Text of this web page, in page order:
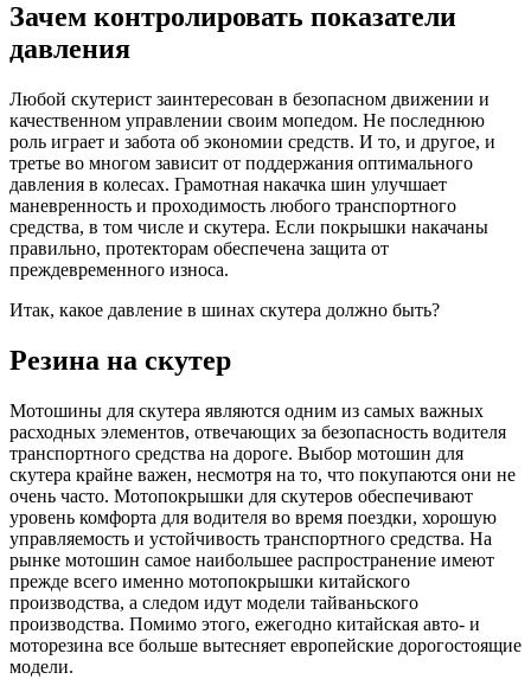
Зачем контролировать показатели
давления
Любой скутерист заинтересован в безопасном движении и
качественном управлении своим мопедом. Не последнюю
роль играет и забота об экономии средств. И то, и другое, и
третье во многом зависит от поддержания оптимального
давления в колесах. Грамотная накачка шин улучшает
маневренность и проходимость любого транспортного
средства, в том числе и скутера. Если покрышки накачаны
правильно, протекторам обеспечена защита от
преждевременного износа.
Итак, какое давление в шинах скутера должно быть?
Резина на скутер
Мотошины для скутера являются одним из самых важных
расходных элементов, отвечающих за безопасность водителя
транспортного средства на дороге. Выбор мотошин для
скутера крайне важен, несмотря на то, что покупаются они не
очень часто. Мотопокрышки для скутеров обеспечивают
уровень комфорта для водителя во время поездки, хорошую
управляемость и устойчивость транспортного средства. На
рынке мотошин самое наибольшее распространение имеют
прежде всего именно мотопокрышки китайского
производства, а следом идут модели тайваньского
производства. Помимо этого, ежегодно китайская авто- и
моторезина все больше вытесняет европейские дорогостоящие
модели.